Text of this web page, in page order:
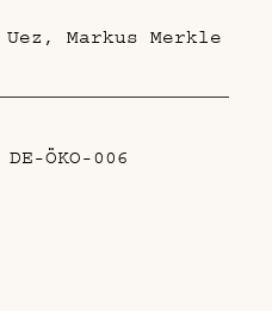
Markus Merkle
ÖKO-006